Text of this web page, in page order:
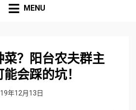
MENU
？阳台农夫群主
会踩的坑！
年12月13日